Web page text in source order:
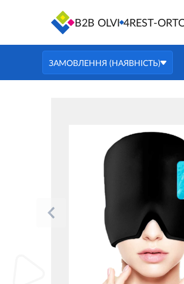
B2B OLVI 4REST-
ЗАМОВЛЕННЯ (НАЯВНІСТЬ)